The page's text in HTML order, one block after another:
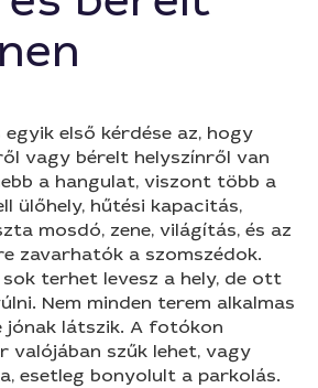
első kérdése az, hogy
vagy bérelt helyszínről van
a hangulat, viszont több a
ülőhely, hűtési kapacitás,
mosdó, zene, világítás, és az
zavarhatók a szomszédok.
sok terhet levesz a hely, de ott
Nem minden terem alkalmas
jónak látszik. A fotókon
valójában szűk lehet, vagy
esetleg bonyolult a parkolás.